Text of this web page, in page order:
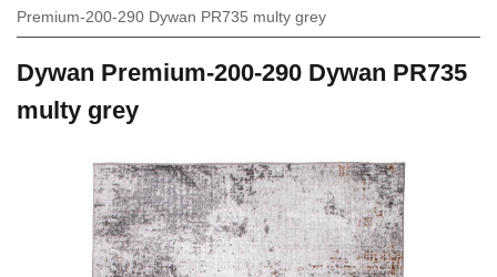
Premium-200-290 Dywan PR735 multy grey
Dywan Premium-200-290 Dywan PR735
multy grey